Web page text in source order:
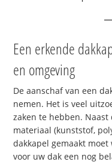
Een erkende
en omgeving
De aanschaf van een
nemen. Het is veel
zaken te hebben.
materiaal (kunststof,
dakkapel gemaakt
voor uw dak een nog